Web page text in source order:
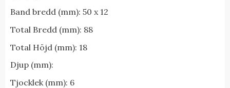
Band bredd (mm): 50 x 12
Total Bredd (mm): 88
Total Höjd (mm): 18
Djup (mm):
Tjocklek (mm): 6